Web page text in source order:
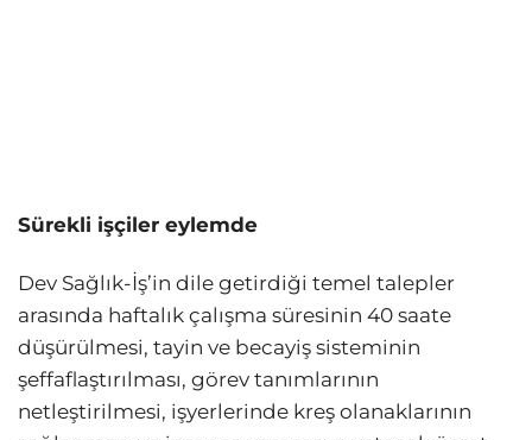
Sürekli işçiler eylemde
Dev Sağlık-İş’in dile getirdiği temel talepler
arasında haftalık çalışma süresinin 40 saate
düşürülmesi, tayin ve becayiş sisteminin
şeffaflaştırılması, görev tanımlarının
netleştirilmesi, işyerlerinde kreş olanaklarının